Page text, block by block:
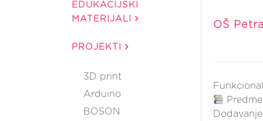
EDUKACIJSKI
MATERIJALI
PROJEKTI
3D print
Arduino
BOSON
OŠ